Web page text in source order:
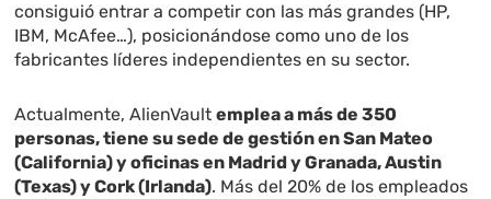
consiguió entrar a competir con las más grandes (HP,
IBM, McAfee…), posicionándose como uno de los
fabricantes líderes independientes en su sector.
Actualmente, AlienVaultemplea a más de 350
personas, tiene su sede de gestión en San Mateo
(California) y oficinas en Madrid y Granada, Austin
(Texas) y Cork (Irlanda). Más del 20% de los empleados